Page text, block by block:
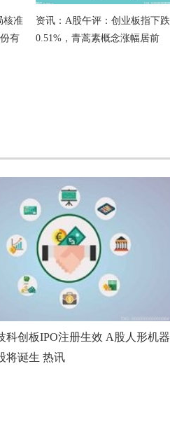
核准
有
资讯：A股午评：创业板指下跌
0.51%，青蒿素概念涨幅居前
科创板IPO注册生效 A股人形机器
将诞生 热讯